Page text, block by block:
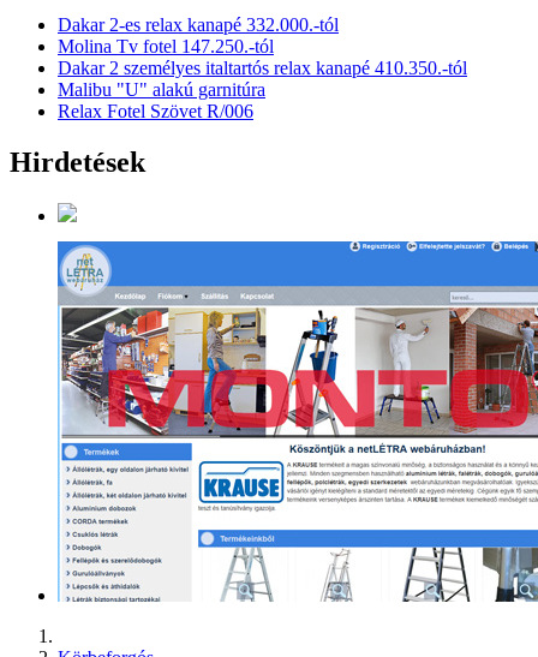
Dakar 2-es relax kanapé 332.000.-tól
Molina Tv fotel 147.250.-tól
Dakar 2 személyes italtartós relax kanapé 410.350.-tól
Malibu "U" alakú garnitúra
Relax Fotel Szövet R/006
Hirdetések